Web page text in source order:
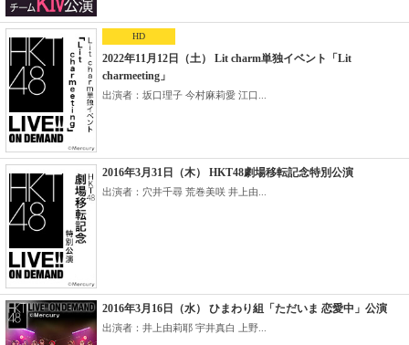
HD
2022年11月12日（土） Lit charm単独イベント「Lit
charmeeting」
出演者：坂口理子 今村麻莉愛 江口...
2016年3月31日（木） HKT48劇場移転記念特別公演
出演者：穴井千尋 荒巻美咲 井上由...
2016年3月16日（水） ひまわり組「ただいま 恋愛中」公演
出演者：井上由莉耶 宇井真白 上野...